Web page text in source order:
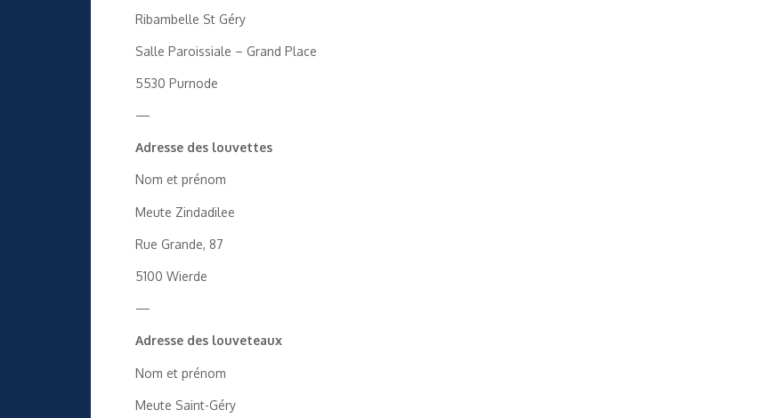
Ribambelle St Géry
Salle Paroissiale – Grand Place
5530 Purnode
—
Adresse des louvettes
Nom et prénom
Meute Zindadilee
Rue Grande, 87
5100 Wierde
—
Adresse des louveteaux
Nom et prénom
Meute Saint-Géry